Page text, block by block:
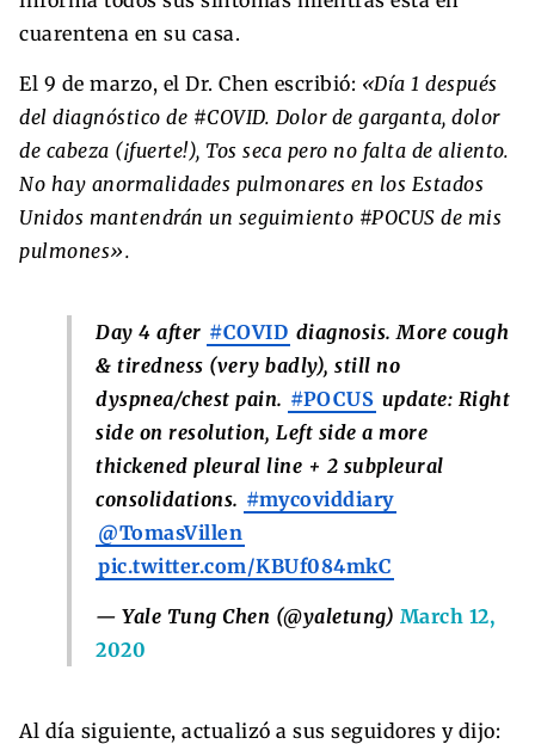
cuarentena en su casa.
El 9 de marzo, el Dr. Chen escribió: «Día 1 después
del diagnóstico de #COVID. Dolor de garganta, dolor
de cabeza (¡fuerte!), Tos seca pero no falta de aliento.
No hay anormalidades pulmonares en los Estados
Unidos mantendrán un seguimiento #POCUS de mis
pulmones».
Day 4 after #COVID diagnosis. More cough
& tiredness (very badly), still no
dyspnea/chest pain. #POCUS update: Right
side on resolution, Left side a more
thickened pleural line + 2 subpleural
consolidations. #mycoviddiary
@TomasVillen
pic.twitter.com/KBUf084mkC
— Yale Tung Chen (@yaletung) March 12,
2020
Al día siguiente, actualizó a sus seguidores y dijo: